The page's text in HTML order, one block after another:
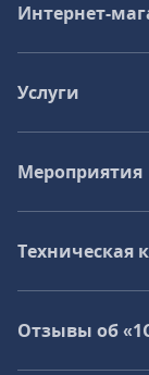
Интернет-
Услуги
Мероприятия
Техническая
Отзывы об